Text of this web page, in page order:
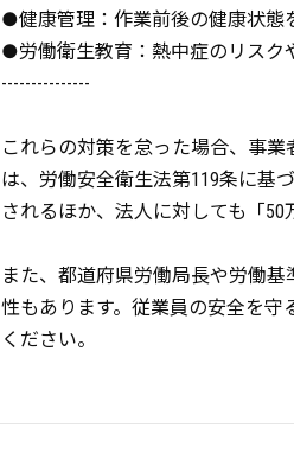
●健康管理：作業前後の健康状態
●労働衛生教育：熱中症のリスク
---------------
これらの対策を怠った場合、事
は、労働安全衛生法第119条に基
されるほか、法人に対しても「50
また、都道府県労働局長や労働
性もあります。従業員の安全を守
ください。